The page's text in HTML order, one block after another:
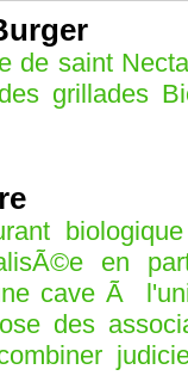
saint
grillades
en
cave Ã
des